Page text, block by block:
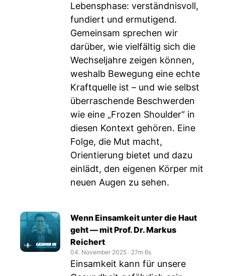
Lebensphase: verständnisvoll,
fundiert und ermutigend.
Gemeinsam sprechen wir
darüber, wie vielfältig sich die
Wechseljahre zeigen können,
weshalb Bewegung eine echte
Kraftquelle ist – und wie selbst
überraschende Beschwerden
wie eine „Frozen Shoulder“ in
diesen Kontext gehören. Eine
Folge, die Mut macht,
Orientierung bietet und dazu
einlädt, den eigenen Körper mit
neuen Augen zu sehen.
Wenn Einsamkeit unter die Haut
geht — mit Prof. Dr. Markus
Reichert
04. November 2025 ‧ 27m 6s
Einsamkeit kann für unsere